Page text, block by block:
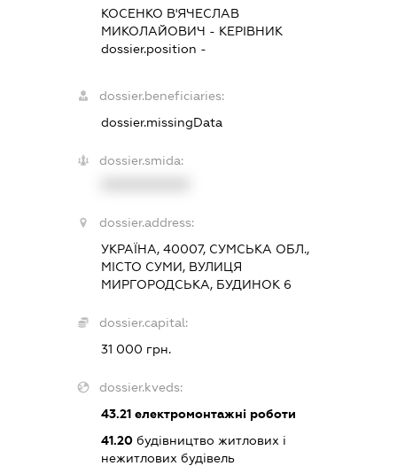
КОСЕНКО В'ЯЧЕСЛАВ
МИКОЛАЙОВИЧ - КЕРІВНИК
dossier.position -
dossier.beneficiaries:
dossier.missingData
dossier.smida:
dossier.address:
УКРАЇНА, 40007, СУМСЬКА ОБЛ.,
МІСТО СУМИ, ВУЛИЦЯ
МИРГОРОДСЬКА, БУДИНОК 6
dossier.capital:
31 000 грн.
dossier.kveds:
43.21електромонтажні роботи
41.20будівництво житлових і
нежитлових будівель